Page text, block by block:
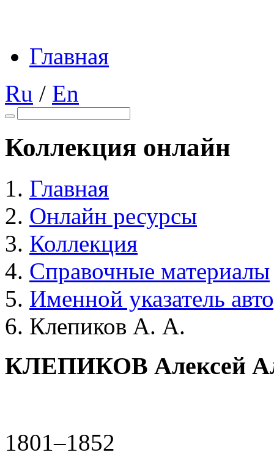
Главная
Ru / En
Коллекция онлайн
Главная
Онлайн ресурсы
Коллекция
Справочные материалы
Именной указатель
Клепиков А. А.
КЛЕПИКОВ Алексей
1801–1852